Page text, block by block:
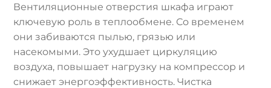
Вентиляционные отверстия шкафа играют
ключевую роль в теплообмене. Со временем
они забиваются пылью, грязью или
насекомыми. Это ухудшает циркуляцию
воздуха, повышает нагрузку на компрессор и
снижает энергоэффективность. Чистка